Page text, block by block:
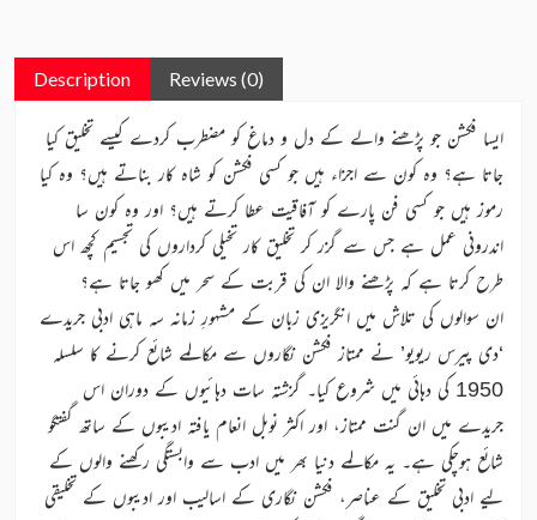
Description Reviews (0)
ایسا فکشن جو پڑھنے والے کے دل و دماغ کو مضطرب کردے کیسے تخلیق کیا
جاتا ہے؟ وہ کون سے اجزاء ہیں جو کسی فکشن کو شاہ کار بناتے ہیں؟ وہ کیا
رموز ہیں جو کسی فن پارے کو آفاقیت عطا کرتے ہیں؟ اور وہ کون سا
اندرونی عمل ہے جس سے گزر کر تخلیق کار تخیلی کرداروں کی تجسیم کچھ اس
طرح کرتا ہے کہ پڑھنے والا ان کی قربت کے سحر میں کھو جاتا ہے؟
ان سوالوں کی تلاش میں انگریزی زبان کے مشہورِ زمانہ سہ ماہی ادبی جریدے
‘دی پیرس ریویو’ نے ممتاز فکشن نگاروں سے مکالمے شائع کرنے کا سلسلہ
1950 کی دہائی میں شروع کیا۔ گزشتہ سات دہائیوں کے دوران اس
جریدے میں ان گنت ممتاز، اور اکثر نوبل انعام یافتہ ادیبوں کے ساتھ گفتگو
شائع ہوچکی ہے۔ یہ مکالمے دنیا بھر میں ادب سے وابستگی رکھنے والوں کے
لیے ادبی تخلیق کے عناصر، فکشن نگاری کے اسالیب اور ادیبوں کے تخلیقی